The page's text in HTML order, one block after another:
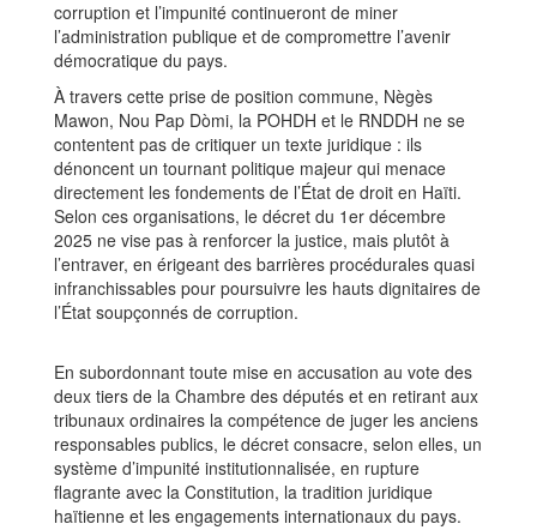
corruption et l’impunité continueront de miner
l’administration publique et de compromettre l’avenir
démocratique du pays.
À travers cette prise de position commune, Nègès
Mawon, Nou Pap Dòmi, la POHDH et le RNDDH ne se
contentent pas de critiquer un texte juridique : ils
dénoncent un tournant politique majeur qui menace
directement les fondements de l’État de droit en Haïti.
Selon ces organisations, le décret du 1er décembre
2025 ne vise pas à renforcer la justice, mais plutôt à
l’entraver, en érigeant des barrières procédurales quasi
infranchissables pour poursuivre les hauts dignitaires de
l’État soupçonnés de corruption.
En subordonnant toute mise en accusation au vote des
deux tiers de la Chambre des députés et en retirant aux
tribunaux ordinaires la compétence de juger les anciens
responsables publics, le décret consacre, selon elles, un
système d’impunité institutionnalisée, en rupture
flagrante avec la Constitution, la tradition juridique
haïtienne et les engagements internationaux du pays.